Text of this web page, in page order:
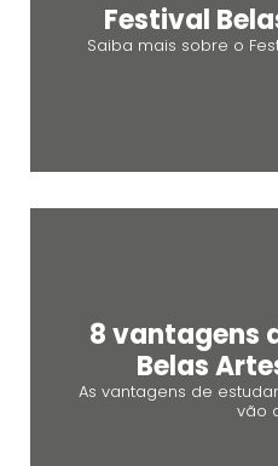
Festival
Saiba mais sobre o
8 vantagens
Belas
As vantagens de
vão